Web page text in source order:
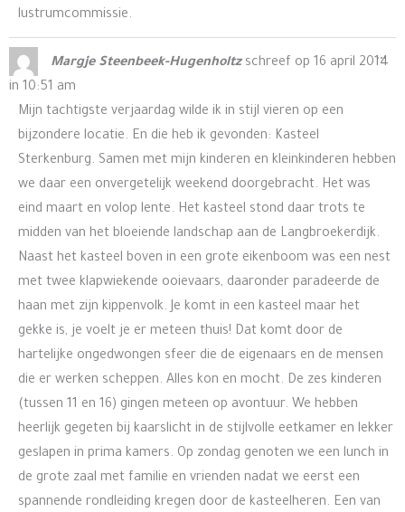
lustrumcommissie.
Margje Steenbeek-Hugenholtz schreef op 16 april 2014
in 10:51 am
Mijn tachtigste verjaardag wilde ik in stijl vieren op een
bijzondere locatie. En die heb ik gevonden: Kasteel
Sterkenburg. Samen met mijn kinderen en kleinkinderen hebben
we daar een onvergetelijk weekend doorgebracht. Het was
eind maart en volop lente. Het kasteel stond daar trots te
midden van het bloeiende landschap aan de Langbroekerdijk.
Naast het kasteel boven in een grote eikenboom was een nest
met twee klapwiekende ooievaars, daaronder paradeerde de
haan met zijn kippenvolk. Je komt in een kasteel maar het
gekke is, je voelt je er meteen thuis! Dat komt door de
hartelijke ongedwongen sfeer die de eigenaars en de mensen
die er werken scheppen. Alles kon en mocht. De zes kinderen
(tussen 11 en 16) gingen meteen op avontuur. We hebben
heerlijk gegeten bij kaarslicht in de stijlvolle eetkamer en lekker
geslapen in prima kamers. Op zondag genoten we een lunch in
de grote zaal met familie en vrienden nadat we eerst een
spannende rondleiding kregen door de kasteelheren. Een van
...